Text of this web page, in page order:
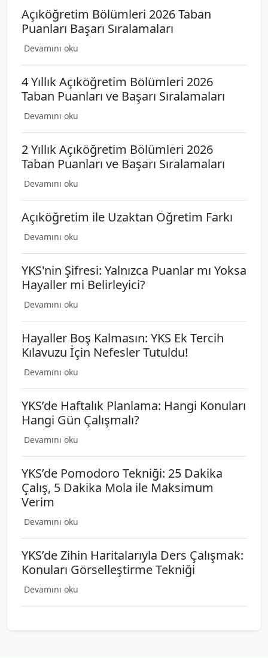
Açıköğretim Bölümleri 2026 Taban
Puanları Başarı Sıralamaları
Devamını oku
4 Yıllık Açıköğretim Bölümleri 2026
Taban Puanları ve Başarı Sıralamaları
Devamını oku
2 Yıllık Açıköğretim Bölümleri 2026
Taban Puanları ve Başarı Sıralamaları
Devamını oku
Açıköğretim ile Uzaktan Öğretim Farkı
Devamını oku
YKS'nin Şifresi: Yalnızca Puanlar mı Yoksa
Hayaller mi Belirleyici?
Devamını oku
Hayaller Boş Kalmasın: YKS Ek Tercih
Kılavuzu İçin Nefesler Tutuldu!
Devamını oku
YKS’de Haftalık Planlama: Hangi Konuları
Hangi Gün Çalışmalı?
Devamını oku
YKS’de Pomodoro Tekniği: 25 Dakika
Çalış, 5 Dakika Mola ile Maksimum
Verim
Devamını oku
YKS’de Zihin Haritalarıyla Ders Çalışmak:
Konuları Görselleştirme Tekniği
Devamını oku